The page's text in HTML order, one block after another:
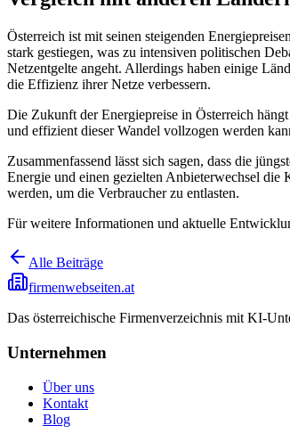
Österreich ist mit seinen steigenden
stark gestiegen, was zu intensiven politischen
Netzentgelte angeht. Allerdings haben einige
die Effizienz ihrer Netze verbessern.
Die Zukunft der Energiepreise in Österreich
und effizient dieser Wandel vollzogen werden
Zusammenfassend lässt sich sagen, dass die
Energie und einen gezielten Anbieterwechsel
werden, um die Verbraucher zu entlasten.
Für weitere Informationen und aktuelle
Alle Beiträge
firmenwebseiten.at
Das österreichische Firmenverzeichnis mit KI-
Unternehmen
Über uns
Kontakt
Blog